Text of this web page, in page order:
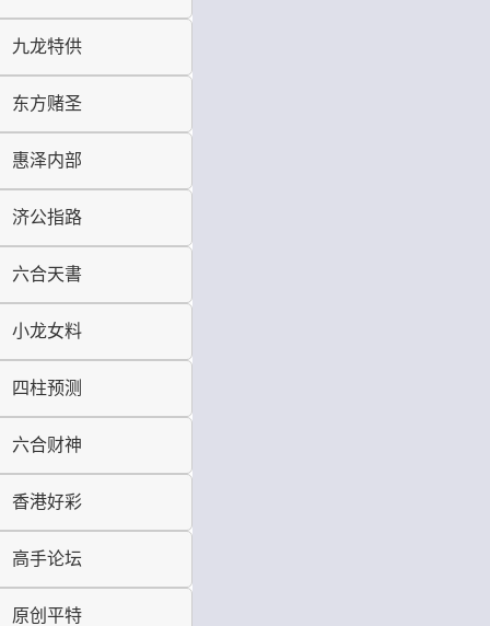
九龙特供
东方赌圣
惠泽内部
济公指路
六合天書
小龙女料
四柱预测
六合财神
香港好彩
高手论坛
原创平特